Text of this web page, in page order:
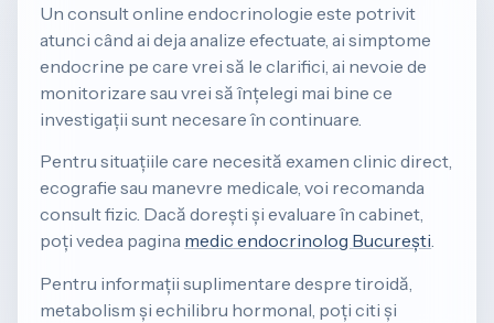
Un consult online endocrinologie este potrivit
atunci când ai deja analize efectuate, ai simptome
endocrine pe care vrei să le clarifici, ai nevoie de
monitorizare sau vrei să înțelegi mai bine ce
investigații sunt necesare în continuare.
Pentru situațiile care necesită examen clinic direct,
ecografie sau manevre medicale, voi recomanda
consult fizic. Dacă dorești și evaluare în cabinet,
poți vedea pagina medic endocrinolog București.
Pentru informații suplimentare despre tiroidă,
metabolism și echilibru hormonal, poți citi și